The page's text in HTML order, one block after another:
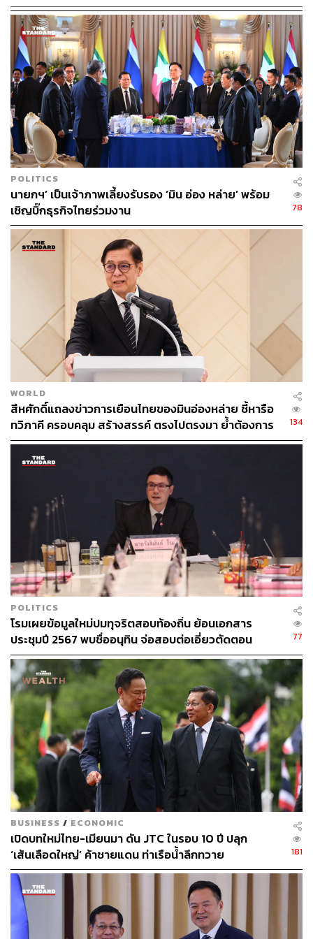
2567
นายกรัฐมนตรียังเน้นย้ำว่า รัฐบาลจะเพิ่มขีดความสามารถ
ด้านเที่ยวบินและยกระดับการเชื่อมโยง ซึ่งจะช่วยสร้างความ
เชื่อมั่นว่าประเทศไทยจะเข้าถึงได้ง่ายขึ้น เชื่อมต่อได้มากขึ้น
และดึงดูดนักท่องเที่ยวจากทั่วทุกมุมโลก ด้วยศักยภาพของทุก
บริษัทชั้นนำระดับโลก ที่มีทั้งประสบการณ์และความชำนาญ
ในเทคโนโลยี การเก็บรวบรวมฐานข้อมูลเชิงลึกต่างๆ จะช่วย
ยกระดับภาคการท่องเที่ยวไทยให้มีประสิทธิภาพยิ่งขึ้น
โดยจะมุ่งเน้นที่ 3 เสาหลักทางยุทธศาสตร์ ได้แก่
ยกระดับประสบการณ์ของนักท่องเที่ยวตลอดการเดิน
ทาง ซึ่งจะครอบคลุมตั้งแต่ ก่อนการเดินทาง-ระหว่าง
การเดินทาง-หลังการเดินทาง
การโปรโมต 5 กิจกรรมท่องเที่ยวที่ไม่ควรพลาดใน
ประเทศไทย และแหล่งท่องเที่ยวที่เป็น Hidden Gems
และสนับสนุนกลุ่ม SMEs ผ่านการใช้เทคโนโลยีเพื่อ
เชื่อมโยงและโปรโมตสถานที่เพื่อดึงดูดนักท่องเที่ยว
สนับสนุนการจัดงานเทศกาล อีเวนต์ระดับโลก โดย
พร้อมสนับสนุนการจัดงานต่างๆ รวมถึงการเป็นเจ้าภาพ
งานอีเวนต์ระดับโลก
Grab ชี้ ไทยน่าลงทุน
นายกรัฐมนตรียังได้หารือกับ แอนโธนี ตัน ผู้ก่อตั้งและ
ประธานเจ้าหน้าที่บริหาร บริษัท Grab ซึ่ง แอนโธนี ตัน ระบุ
ว่า บริษัทมีการดำเนินงานในประเทศไทยมาเป็นเวลา 11 ปี
และมีการเติบโตอย่างต่อเนื่อง ทำงานร่วมกับกว่า 850,000
ครัวเรือน ซึ่งเป็นทั้งคนขับ, SMEs, ด้านอาหาร และร้าน
อาหาร ซึ่งบริษัทมุ่งสร้างการเติบโตที่มากขึ้นเพื่อสนับสนุน
ผู้คนเหล่านี้ด้วย
แอนโธนี ตัน กล่าวว่า พร้อมร่วมมือกับรัฐบาลอย่างเต็มที่
และชื่นชมการทำงานของรัฐบาลที่สามารถดึงเสน่ห์ที่ทำให้
นักท่องเที่ยวสามารถตกหลุมรักได้อย่างง่ายดาย ทั้งเสน่ห์ทาง
วัฒนธรรม อาหาร รวมถึงความใจดีของผู้คน และวันนี้เป็น
โอกาสดีที่จะได้พูดคุยกับพันธมิตรบริษัทชั้นนำ เพื่อสนับสนุน
อุตสาหกรรมการท่องเที่ยวไทยให้เติบโตมากยิ่งขึ้น และผลัก
ดันไทยเป็นจุดหมายปลายทางที่สำคัญระดับโลก
TAGS: Trip.com Group
Grab
Amazing Thailand Grand Tourism Year 2025
Expedia
การบินไทย Agoda
การท่องเที่ยว
แพทองธาร ชินวัตร
การกระตุ้นการท่องเที่ยว
Intercontinental Hotel Group (IHG)
นโยบายกระตุ้นเศรษฐกิจ
เศรษฐกิจไทย
เที่ยวไทย
นายกรัฐมนตรี
POLITICS
นายกฯ’ เป็นเจ้าภาพเลี้ยงรับรอง ‘มิน อ่อง หล่าย’ พร้อม
เชิญบิ๊กธุรกิจไทยร่วมงาน
78
WORLD
สีหศักดิ์แถลงข่าวการเยือนไทยของมินอ่องหล่าย ชี้หารือ
ทวิภาคี ครอบคลุม สร้างสรรค์ ตรงไปตรงมา ย้ำต้องการ
ให้เมียนมากลับสู่อาเซียน
134
POLITICS
โรมเผยข้อมูลใหม่ปมทุจริตสอบท้องถิ่น ย้อนเอกสาร
ประชุมปี 2567 พบชื่ออนุทิน จ่อสอบต่อเอี่ยวตัดตอน
ม.บูรพา หรือไม่
77
BUSINESS / ECONOMIC
เปิดบทใหม่ไทย-เมียนมา ดัน JTC ในรอบ 10 ปี ปลุก
‘เส้นเลือดใหญ่’ ค้าชายแดน ท่าเรือน้ำลึกทวาย
181